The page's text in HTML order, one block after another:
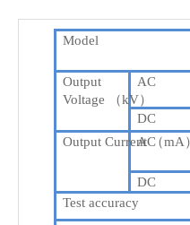
Model
Output
Voltage
（kV）
AC
DC
Output Current （mA
AC
DC
Test accuracy